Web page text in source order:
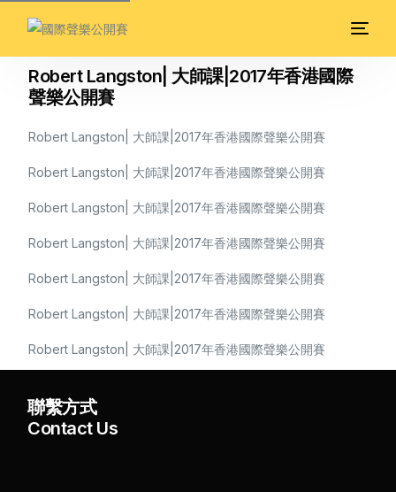
Robert Langston| 大師課|2017年香港國際
聲樂公開賽
Robert Langston| 大師課|2017年香港國際聲樂公開賽
Robert Langston| 大師課|2017年香港國際聲樂公開賽
Robert Langston| 大師課|2017年香港國際聲樂公開賽
Robert Langston| 大師課|2017年香港國際聲樂公開賽
Robert Langston| 大師課|2017年香港國際聲樂公開賽
Robert Langston| 大師課|2017年香港國際聲樂公開賽
Robert Langston| 大師課|2017年香港國際聲樂公開賽
聯繫方式
Contact Us